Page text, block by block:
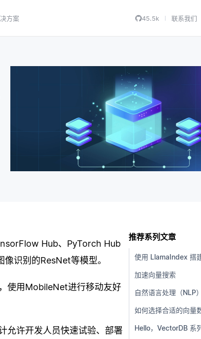
方案 45.5k 联系我们
Hub、PyTorch Hub
识别的ResNet等模型。
使用MobileNet进行移动友好
允许开发人员快速试验、部署
推荐系列文章
使用 LlamaIndex 搭
加速向量搜索
自然语言处理（NLP
如何选择合适的向量
Hello，VectorDB 系